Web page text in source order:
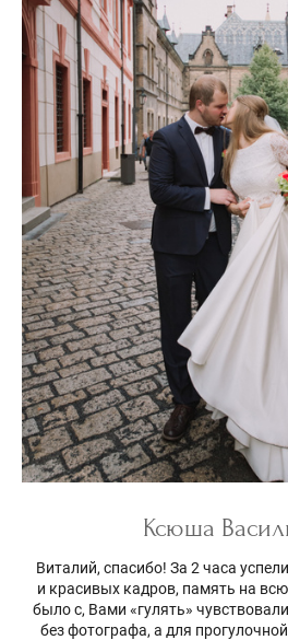
Ксюша
Виталий, спасибо! За 2 часа
и красивых кадров, память на
было с, Вами «гулять»
без фотографа, а для